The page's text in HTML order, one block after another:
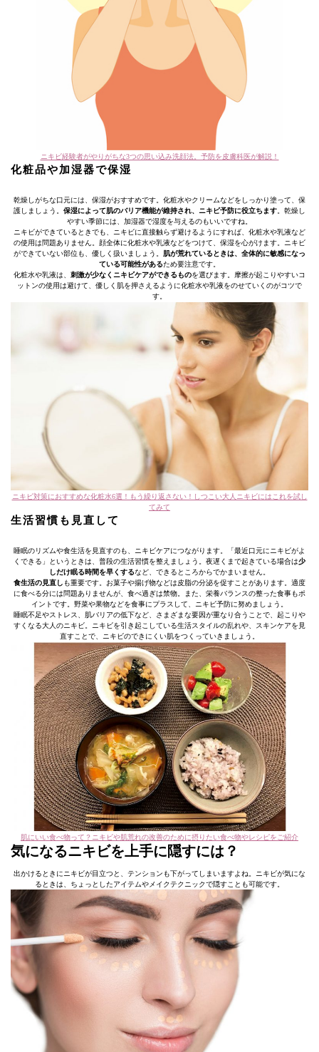
ニキビ経験者がやりがちな3つの思い込み洗顔法。予防を皮膚科医が解説！
化粧品や加湿器で保湿
乾燥しがちな口元には、保湿がおすすめです。化粧水やクリームなどをしっかり塗って、保
護しましょう。 保湿によって肌のバリア機能が維持され、ニキビ予防に役立ちます 。乾燥し
やすい季節には、加湿器で湿度を与えるのもいいですね。
ニキビができているときでも、ニキビに直接触らず避けるようにすれば、化粧水や乳液など
の使用は問題ありません。顔全体に化粧水や乳液などをつけて、保湿を心がけます。ニキビ
ができていない部位も、優しく扱いましょう。
肌が荒れているときは、全体的に敏感になっ
ている可能性があるため要注意です。
化粧水や乳液は、 刺激が少なくニキビケアができるものを選びます。摩擦が起こりやすいコ
ットンの使用は避けて、優しく肌を押さえるように化粧水や乳液をのせていくのがコツで
す。
ニキビ対策におすすめな化粧水6選！もう繰り返さない！しつこい大人ニキビにはこれを試し
てみて
生活習慣も見直して
睡眠のリズムや食生活を見直すのも、ニキビケアにつながります。「最近口元にニキビがよ
くできる」というときは、普段の生活習慣を整えましょう。夜遅くまで起きている場合は少
しだけ眠る時間を早くするなど、できるところからでかまいません。
食生活の見直し も重要です。お菓子や揚げ物などは皮脂の分泌を促すことがあります。適度
に食べる分には問題ありませんが、食べ過ぎは禁物。また、栄養バランスの整った食事もポ
イントです。野菜や果物などを食事にプラスして、ニキビ予防に努めましょう。
睡眠不足やストレス、肌バリアの低下など、さまざまな要因が重なり合うことで、起こりや
すくなる大人のニキビ。ニキビを引き起こしている生活スタイルの乱れや、スキンケアを見
直すことで、ニキビのできにくい肌をつくっていきましょう。
肌にいい食べ物って？ニキビや肌荒れの改善のために摂りたい食べ物やレシピをご紹介
気になるニキビを上手に隠すには？
出かけるときにニキビが目立つと、テンションも下がってしまいますよね。ニキビが気にな
るときは、ちょっとしたアイテムやメイクテクニックで隠すことも可能です。